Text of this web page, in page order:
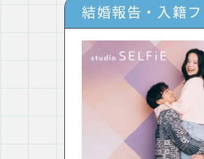
結婚報告・入籍